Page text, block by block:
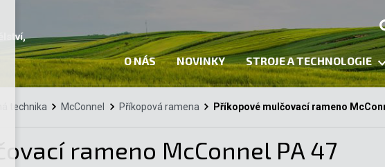
O NÁS NOVINKY STROJE A TECHNOLOGIE
technika McConnel Příkopová ramena Příkopové mulčovací rameno
rameno McConnel PA 47